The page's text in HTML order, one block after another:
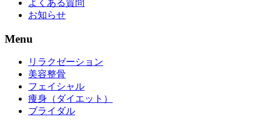
よくある質問
お知らせ
Menu
リラクゼーション
美容整骨
フェイシャル
痩身（ダイエット）
ブライダル